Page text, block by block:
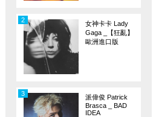
女神卡卡 Lady
Gaga _【狂亂】
歐洲進口版
2
派偉俊 Patrick
Brasca _ BAD
IDEA
3